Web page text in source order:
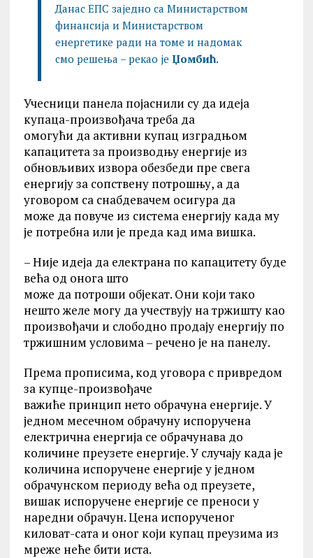
Данас ЕПС заједно са Министарством
финансија и Министарством
енергетике ради на томе и надомак
смо решења – рекао је Џомбић.
Учесници панела појаснили су да идеја
купаца-произвођача треба да
омогући да активни купац изградњом
капацитета за производњу енергије из
обновљивих извора обезбеди пре свега
енергију за сопствену потрошњу, а да
уговорoм са снабдевачем осигура да
може да повуче из система енергију када му
је потребна или је преда кад има вишка.
– Није идеја да електрана по капацитету буде
већа од онога што
може да потроши објекат. Они који тако
нешто желе могу да учествују на тржишту као
произвођачи и слободно продају енергију по
тржишним условима – речено је на панелу.
Према прописима, код уговора с привредом
за купце-произвођаче
важиће принцип нето обрачуна енергије. У
једном месечном обрачуну испоручена
електрична енергија се обрачунава до
количине преузете енергије. У случају када је
количина испоручене енергије у једном
обрачунском периоду већа од преузете,
вишак испоручене енергије се преноси у
наредни обрачун. Цена испорученог
киловат-сата и оног који купац преузима из
мреже неће бити иста.